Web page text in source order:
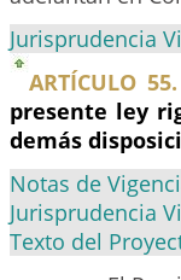
Jurisprudencia
ARTÍCULO
presente ley
demás
Notas de
Jurisprudencia
Texto del